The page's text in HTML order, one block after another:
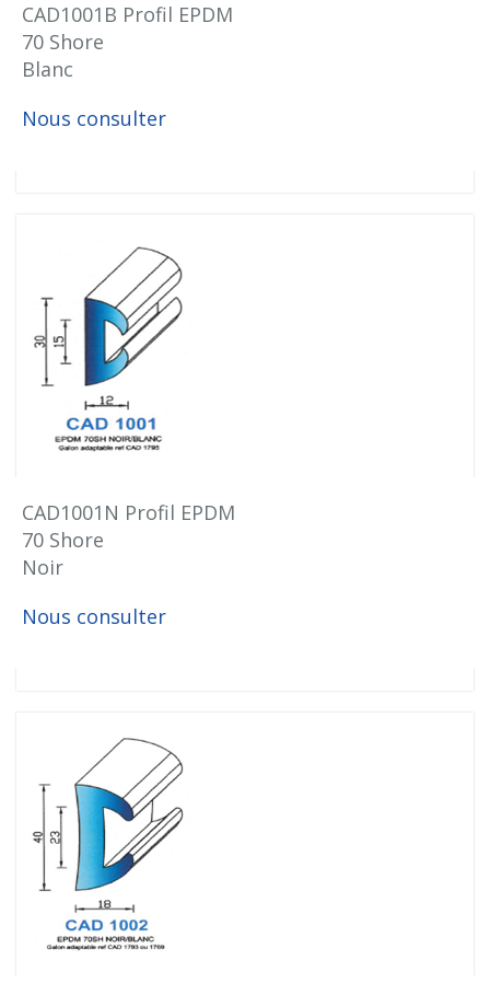
CAD1001B Profil EPDM
70 Shore
Blanc
Nous consulter
CAD1001N Profil EPDM
70 Shore
Noir
Nous consulter